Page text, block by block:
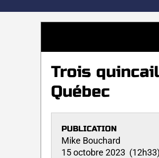
Trois
Québec
PUBLICATION
Mike Bouchard
15 octobre 2023 (12h33)